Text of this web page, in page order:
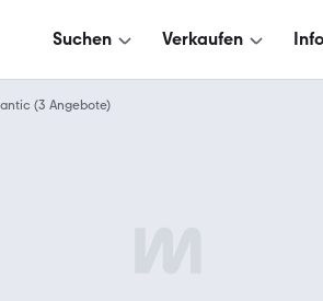
Suchen Verkaufen
(3 Angebote)